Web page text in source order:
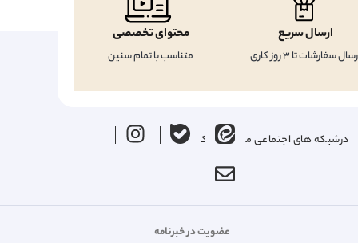
ارسال سریع
سفارشات تا 3 روز کاری
محتوای تخصصی
متناسب با تمام سنین
درشبکه های اجتماعی ما را دنبال کنید
عضویت در خبرنامه